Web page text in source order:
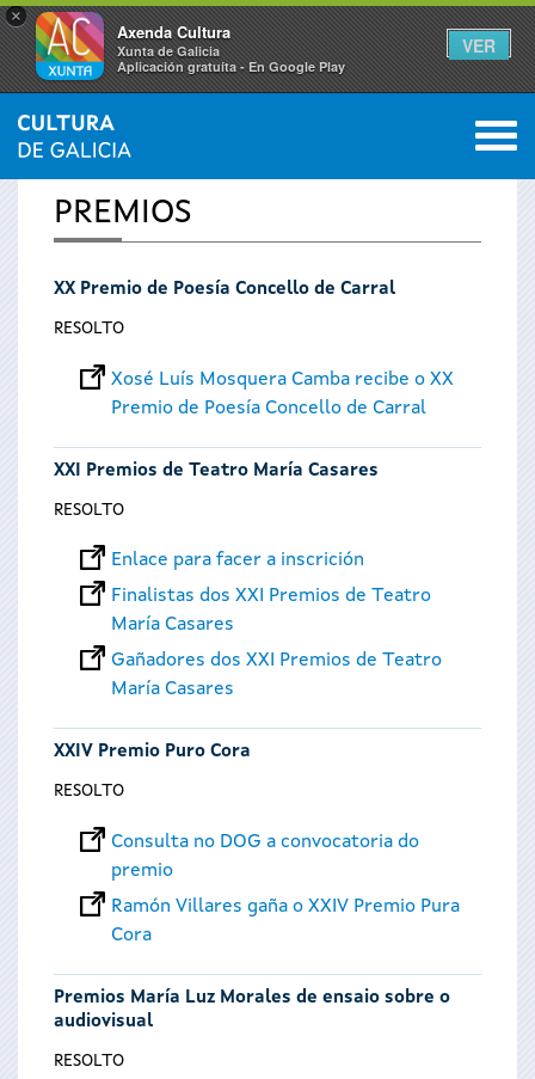
×
Axenda Cultura
Xunta de Galicia
Aplicación gratuíta - En Google Play
VER
Vostede
está
aquí
INICIO 0
PREMIOS
XX Premio de Poesía Concello de Carral
RESOLTO
Xosé Luís Mosquera Camba recibe o XX
Premio de Poesía Concello de Carral
XXI Premios de Teatro María Casares
RESOLTO
Enlace para facer a inscrición
Finalistas dos XXI Premios de Teatro
María Casares
Gañadores dos XXI Premios de Teatro
María Casares
XXIV Premio Puro Cora
RESOLTO
Consulta no DOG a convocatoria do
premio
Ramón Villares gaña o XXIV Premio Pura
Cora
Premios María Luz Morales de ensaio sobre o
audiovisual
RESOLTO